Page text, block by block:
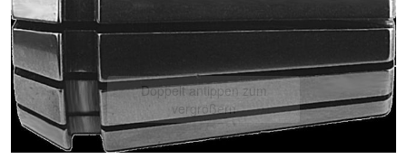
Doppelt antippen zum
vergrößern